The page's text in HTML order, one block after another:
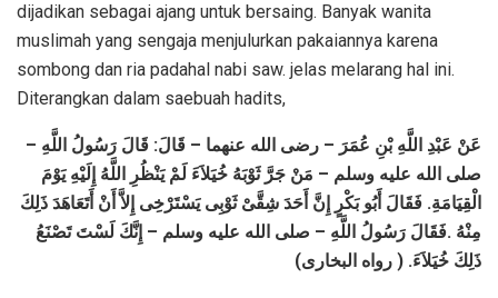
dijadikan sebagai ajang untuk bersaing. Banyak wanita
muslimah yang sengaja menjulurkan pakaiannya karena
sombong dan ria padahal nabi saw. jelas melarang hal ini.
Diterangkan dalam saebuah hadits,
عَنْ عَبْدِ اللَّهِ بْنِ عُمَرَ – رضى الله عنهما – قَالَ: قَالَ رَسُولُ اللَّهِ –
صلى الله عليه وسلم – مَنْ جَرَّ ثَوْبَهُ خُيَلاَءَ لَمْ يَنْظُرِ اللَّهُ إِلَيْهِ يَوْمَ
الْقِيَامَةِ. فَقَالَ أَبُو بَكْرٍ إِنَّ أَحَدَ شِقَّىْ ثَوْبِى يَسْتَرْخِى إِلاَّ أَنْ أَتَعَاهَدَ ذَلِكَ
مِنْهُ .فَقَالَ رَسُولُ اللَّهِ – صلى الله عليه وسلم – إِنَّكَ لَسْتَ تَصْنَعُ
ذَلِكَ خُيَلاَءَ. ( رواه البخارى)